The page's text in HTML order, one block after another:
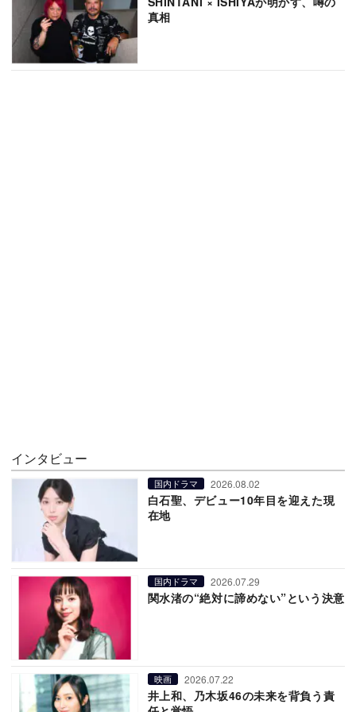
真相
インタビュー
国内ドラマ 2026.08.02
白石聖、デビュー10年目を迎えた現
在地
国内ドラマ 2026.07.29
関水渚の“絶対に諦めない”という決意
映画 2026.07.22
井上和、乃木坂46の未来を背負う責